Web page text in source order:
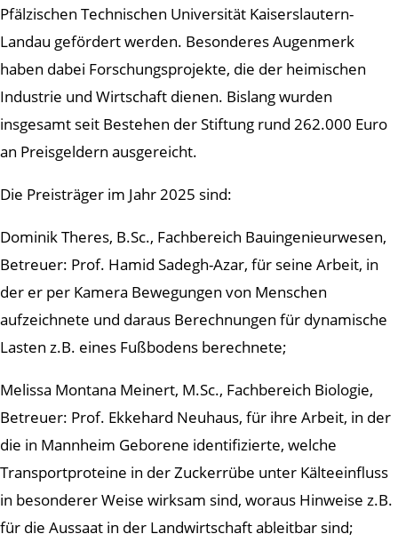
Pfälzischen Technischen Universität Kaiserslautern-
Landau gefördert werden. Besonderes Augenmerk
haben dabei Forschungsprojekte, die der heimischen
Industrie und Wirtschaft dienen. Bislang wurden
insgesamt seit Bestehen der Stiftung rund 262.000 Euro
an Preisgeldern ausgereicht.
Die Preisträger im Jahr 2025 sind:
Dominik Theres, B.Sc., Fachbereich Bauingenieurwesen,
Betreuer: Prof. Hamid Sadegh-Azar, für seine Arbeit, in
der er per Kamera Bewegungen von Menschen
aufzeichnete und daraus Berechnungen für dynamische
Lasten z.B. eines Fußbodens berechnete;
Melissa Montana Meinert, M.Sc., Fachbereich Biologie,
Betreuer: Prof. Ekkehard Neuhaus, für ihre Arbeit, in der
die in Mannheim Geborene identifizierte, welche
Transportproteine in der Zuckerrübe unter Kälteeinfluss
in besonderer Weise wirksam sind, woraus Hinweise z.B.
für die Aussaat in der Landwirtschaft ableitbar sind;